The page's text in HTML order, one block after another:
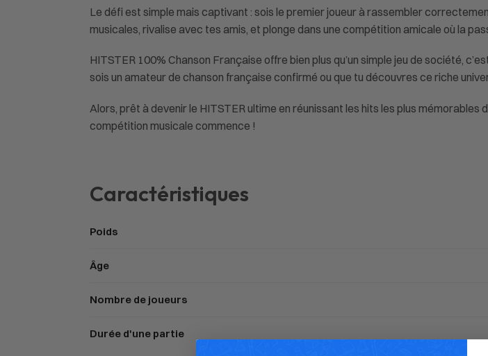
Le défi est simple mais captivant : sois le premier joueur à rassembler
musicales, rivalise avec tes amis, et plonge dans une compétition amicale où la
HITSTER 100% Chanson Française offre bien plus qu’un simple jeu de société,
sois un amateur de chanson française confirmé ou que tu découvres ce riche
Alors, prêt à devenir le HITSTER ultime en réunissant les hits les plus
compétition musicale commence !
Caractéristiques
Poids
Âge
Nombre de joueurs
Durée d'une partie